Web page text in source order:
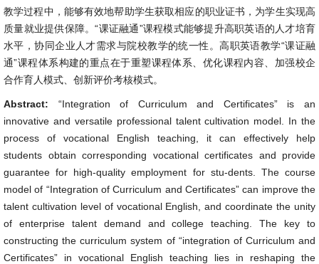
教学过程中，能够有效地帮助学生获取相应的职业证书，为学生实现高
质量就业提供保障。“课证融通”课程模式能够提升高职英语的人才培育
水平，协同企业人才需求与院校教学的统一性。高职英语教学“课证融
通”课程体系构建的重点在于重塑课程体系、优化课程内容、加强校企
合作育人模式、创新评价考核模式。
Abstract: “Integration of Curriculum and Certificates” is an
innovative and versatile professional talent cultivation model. In the
process of vocational English teaching, it can effectively help
students obtain corresponding vocational certificates and provide
guarantee for high-quality employment for stu-dents. The course
model of “Integration of Curriculum and Certificates” can improve the
talent cultivation level of vocational English, and coordinate the unity
of enterprise talent demand and college teaching. The key to
constructing the curriculum system of “integration of Curriculum and
Certificates” in vocational English teaching lies in reshaping the